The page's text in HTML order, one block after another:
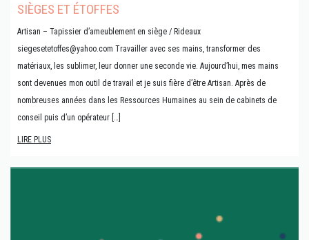
SIÈGES ET ÉTOFFES
Artisan – Tapissier d’ameublement en siège / Rideaux
siegesetetoffes@yahoo.com Travailler avec ses mains, transformer des
matériaux, les sublimer, leur donner une seconde vie. Aujourd’hui, mes mains
sont devenues mon outil de travail et je suis fière d’être Artisan. Après de
nombreuses années dans les Ressources Humaines au sein de cabinets de
conseil puis d’un opérateur […]
LIRE PLUS